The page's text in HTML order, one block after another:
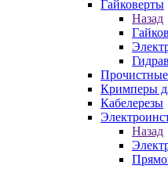
Гайковерты
Назад
Кримперы
Кабелерезы
Назад